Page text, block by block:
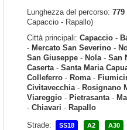
Lunghezza del percorso: 779
Capaccio - Rapallo)
Città principali: Capaccio -
- Mercato San Severino -
San Giuseppe - Nola- San
Caserta- Santa Maria
Colleferro - Roma-
Civitavecchia- Rosignano
Viareggio - Pietrasanta-
- Chiavari - Rapallo
Strade:
SS18 A2 A30